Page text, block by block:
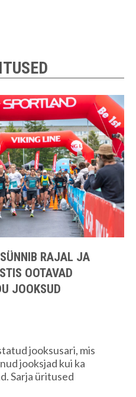
RAJAL JA
OOTAVAD
JOOKSUD
jooksusari, mis
jooksjad kui ka
Sarja üritused